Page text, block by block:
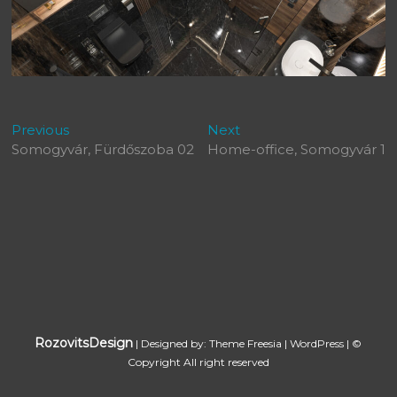
Bejegyzés
navigáció
PreviousPrevious
post:
Somogyvár, Fürdőszoba 02
NextNext
post:
Home-office, Somogyvár 1
RozovitsDesign | Designed by:Theme Freesia |WordPress | ©
Copyright All right reserved